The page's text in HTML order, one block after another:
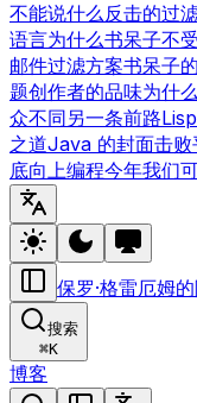
不能说什么反击的过
语言为什么书呆子不
邮件过滤方案书呆子
题创作者的品味为什
众不同另一条前路
之道Java 的封面击败
底向上编程今年我们
保罗·格雷厄姆
搜索
⌘K
博客